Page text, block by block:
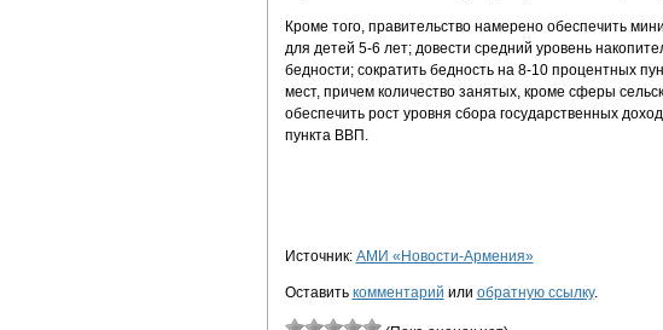
Кроме того, правительство намерено обеспечить
для детей 5-6 лет; довести средний уровень
бедности; сократить бедность на 8-10 процентных
мест, причем количество занятых, кроме сферы
обеспечить рост уровня сбора государственных
пункта ВВП.
Источник: АМИ «Новости-Армения»
Оставить комментарий или обратную ссылку.